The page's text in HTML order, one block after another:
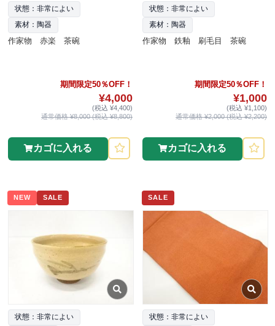
状態：非常によい
素材：陶器
作家物 赤楽 茶碗
期間限定50％OFF！
¥4,000
(税込 ¥4,400)
通常価格 ¥8,000 (税込 ¥8,800)
カゴに入れる
状態：非常によい
素材：陶器
作家物 鉄釉 刷毛目 茶碗
期間限定50％OFF！
¥1,000
(税込 ¥1,100)
通常価格 ¥2,000 (税込 ¥2,200)
カゴに入れる
NEW SALE
状態：非常によい
SALE
状態：非常によい